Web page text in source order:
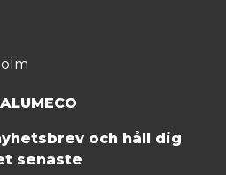
och håll dig
senaste